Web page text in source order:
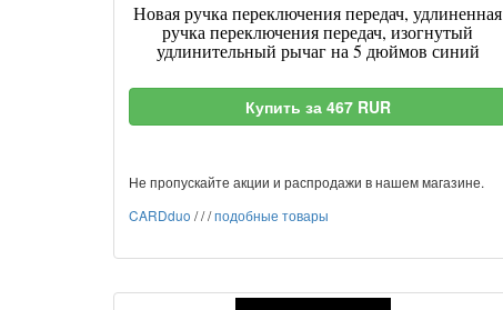
Новая ручка переключения передач, удлиненная
ручка переключения передач, изогнутый
удлинительный рычаг на 5 дюймов синий
Купить за 467 RUR
Не пропускайте акции и распродажи в нашем магазине.
CARDduo ///подобные товары